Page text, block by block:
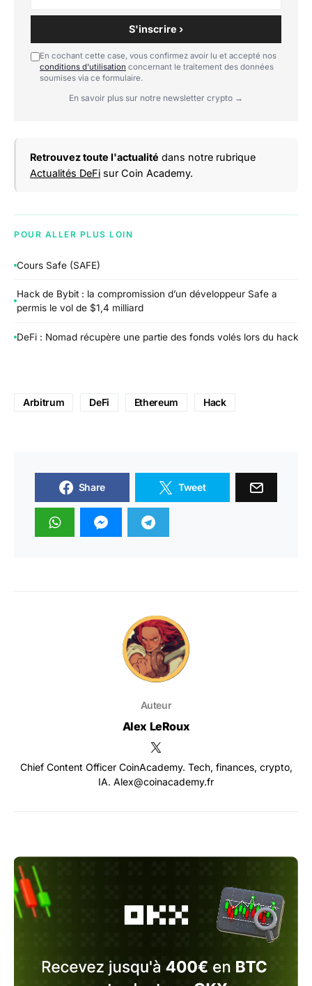
S'inscrire ›
En cochant cette case, vous confirmez avoir lu et accepté nos
conditions d'utilisation concernant le traitement des données
soumises via ce formulaire.
En savoir plus sur notre newsletter crypto →
Retrouvez toute l'actualité dans notre rubrique
Actualités DeFi sur Coin Academy.
POUR ALLER PLUS LOIN
Cours Safe (SAFE)
Hack de Bybit : la compromission d’un développeur Safe a
permis le vol de $1,4 milliard
DeFi : Nomad récupère une partie des fonds volés lors du hack
Arbitrum DeFi Ethereum Hack
Share Tweet
Auteur
Alex LeRoux
Chief Content Officer CoinAcademy. Tech, finances, crypto,
IA. Alex@coinacademy.fr